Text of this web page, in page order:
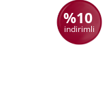
%10
indirimli